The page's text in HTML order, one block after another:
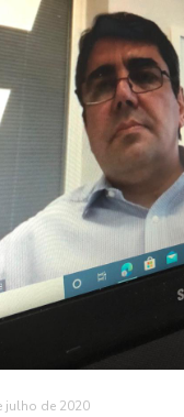
julho de 2020